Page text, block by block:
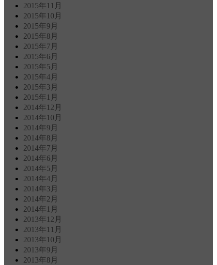
2015年11月
2015年10月
2015年9月
2015年8月
2015年7月
2015年6月
2015年5月
2015年4月
2015年3月
2015年1月
2014年12月
2014年10月
2014年9月
2014年8月
2014年7月
2014年6月
2014年5月
2014年4月
2014年3月
2014年2月
2014年1月
2013年12月
2013年11月
2013年10月
2013年9月
2013年8月